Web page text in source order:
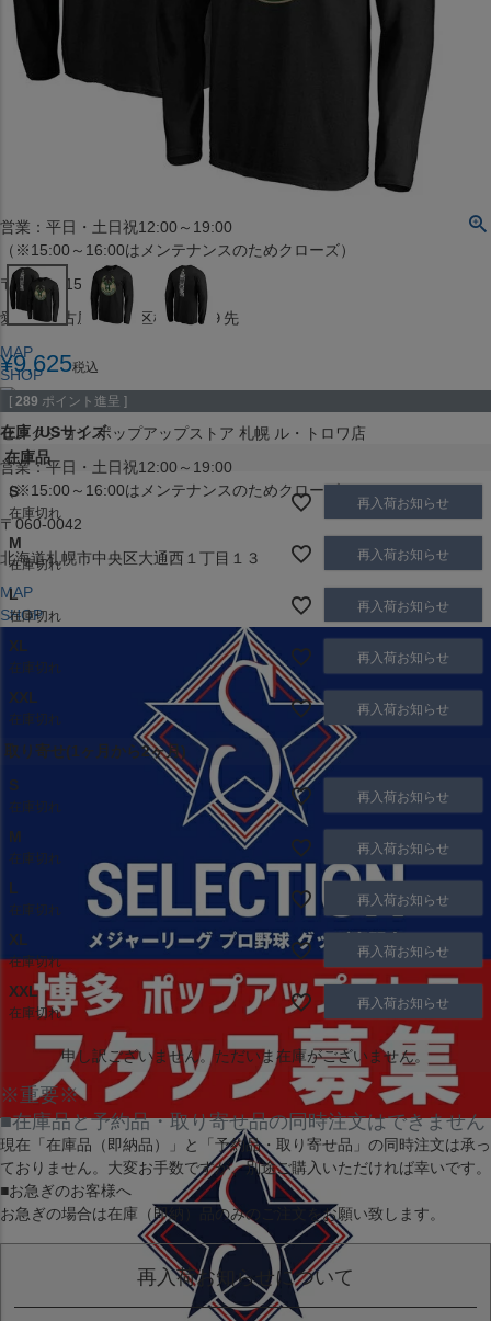
営業：土・日・祝日のみ 12:00-18:00
〒101-0061
東京都千代田区神田三崎町２丁目２２−１ 1F
営業：平日・土日祝12:00～19:00
（※15:00～16:00はメンテナンスのためクローズ）
〒453-0015
愛知県名古屋市中村区椿町６−９先
MAP
SHOP
セレクション ポップアップストア 札幌 ル・トロワ店
営業：平日・土日祝12:00～19:00
（※15:00～16:00はメンテナンスのためクローズ）
〒060-0042
北海道札幌市中央区大通西１丁目１３
MAP
SHOP
¥9,625税込
[ 289 ポイント進呈 ]
在庫 USサイズ
在庫品
S
在庫切れ
再入荷お知らせ
M
在庫切れ
再入荷お知らせ
L
在庫切れ
再入荷お知らせ
XL
在庫切れ
再入荷お知らせ
XXL
在庫切れ
再入荷お知らせ
取り寄せ(1ヶ月から2ヶ月)
S
在庫切れ
再入荷お知らせ
M
在庫切れ
再入荷お知らせ
L
在庫切れ
再入荷お知らせ
XL
在庫切れ
再入荷お知らせ
XXL
在庫切れ
再入荷お知らせ
申し訳ございません。ただいま在庫がございません。
※重要※
■在庫品と予約品・取り寄せ品の同時注文はできません
現在 「在庫品（即納品）」 と 「予約品・取り寄せ品」 の同時注文は承っ
ておりません。大変お手数ですが、別途ご購入いただければ幸いです。
■お急ぎのお客様へ
お急ぎの場合は在庫（即納）品 のみのご注文をお願い致します。
再入荷お知らせについて